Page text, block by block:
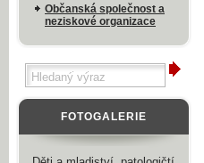
Občanská společnost a
neziskové organizace
FOTOGALERIE